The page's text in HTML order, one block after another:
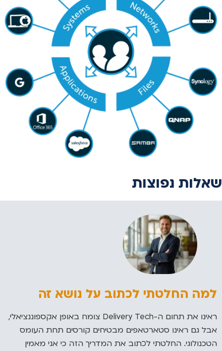
שאלות נפוצות
למה החלטתי לכתוב על נושא זה
ראינו את תחום ה-Delivery Tech צומח באופן אקספוננציאלי,
אבל גם ראינו סטארטאפים מבטיחים קורסים תחת העומס
הטכנולוגי. החלטתי לכתוב את המדריך הזה כי אני מאמין